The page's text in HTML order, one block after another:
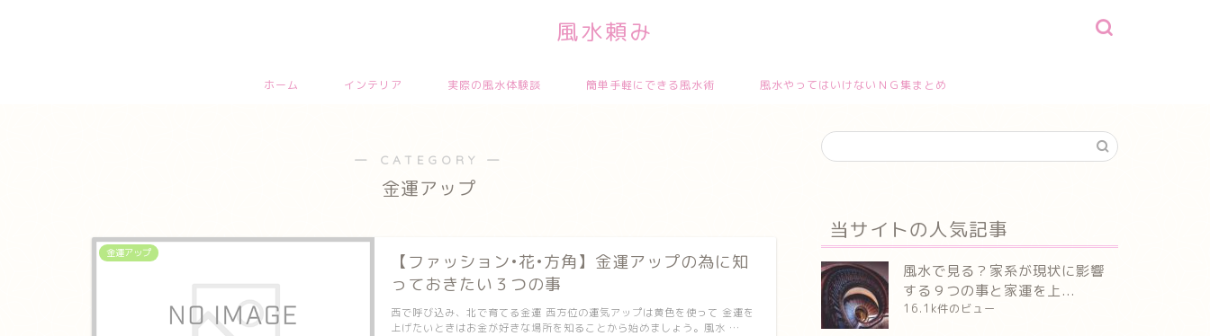
風水頼み
ホーム インテリア 実際の風水体験談 簡単手軽にできる風水術 風水やってはいけないＮＧ集まとめ
― CATEGORY ―
金運アップ
金運アップ
【ファッション•花•方角】金運アップの為に知
っておきたい３つの事
西で呼び込み、北で育てる金運 西方位の運気アップは黄色を使って 金運を
上げたいときはお金が好きな場所を知ることから始めましょう。風水 …
当サイトの人気記事
風水で見る？家系が現状に影響
する９つの事と家運を上...
16.1k件のビュー